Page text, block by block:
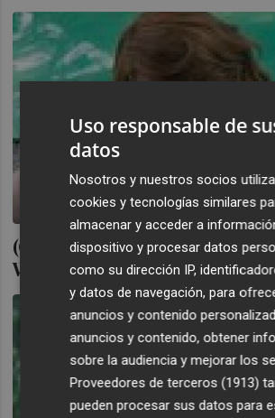
(Crítica de cine) Magia a la luz
Woody Allen, que estás en los
Uso responsable de
datos
Nosotros y nuestros socios
cookies y tecnologías similares
almacenar y acceder a
dispositivo y procesar datos
como su dirección IP,
y datos de navegación, para
anuncios y contenido
anuncios y contenido, obtener
sobre la audiencia y mejorar los
Proveedores de terceros (1913)
pueden procesar sus datos para